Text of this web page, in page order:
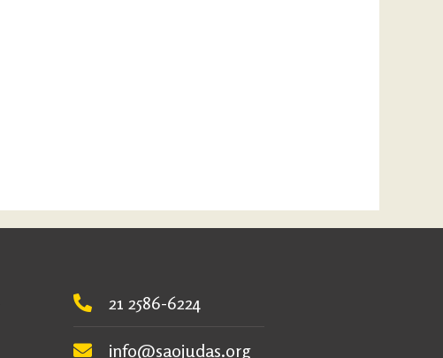
21 2586-6224
info@saojudas.org